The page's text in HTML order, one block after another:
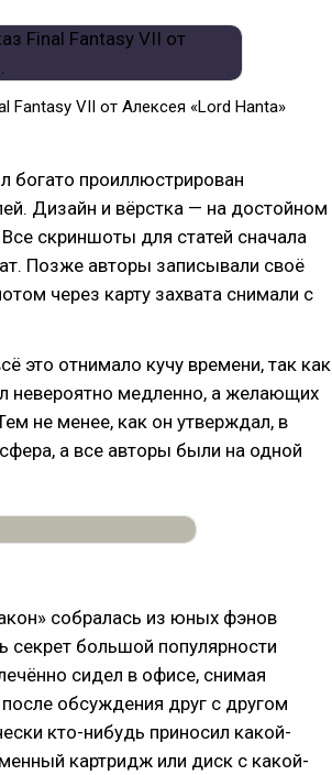
Fantasy VII от Алексея «Lord Hanta»
богато проиллюстрирован
Дизайн и вёрстка — на достойном
скриншоты для статей сначала
Позже авторы записывали своё
через карту захвата снимали с
это отнимало кучу времени, так как
невероятно медленно, а желающих
не менее, как он утверждал, в
а все авторы были на одной
собралась из юных фэнов
секрет большой популярности
сидел в офисе, снимая
обсуждения друг с другом
кто-нибудь приносил какой-
картридж или диск с какой-